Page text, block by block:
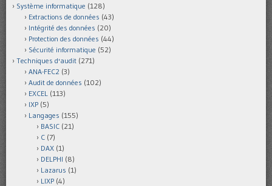
Système informatique (128)
Extractions de données (43)
Intégrité des données (20)
Protection des données (44)
Sécurité informatique (52)
Techniques d'audit (271)
ANA-FEC2 (3)
Audit de données (102)
EXCEL (113)
IXP (5)
Langages (155)
BASIC (21)
C (7)
DAX (1)
DELPHI (8)
Lazarus (1)
LIXP (4)